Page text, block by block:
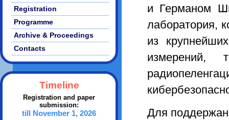
и Германом
лаборатория,
из
измерений,
Для
Registration
Programme
Archive & Proceedings
Contacts
Timeline
Registration and paper
submission:
till November 1, 2026